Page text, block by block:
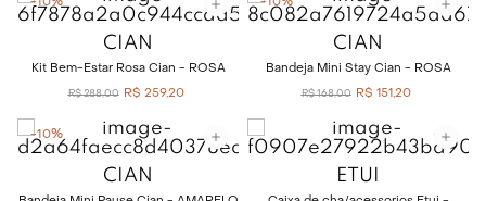
-10%
CIAN
Kit Bem-Estar Rosa Cian - ROSA
R$ 288,00 R$ 259,20
-10%
CIAN
Bandeja Mini Stay Cian - ROSA
R$ 168,00 R$ 151,20
-10%
CIAN ETUI